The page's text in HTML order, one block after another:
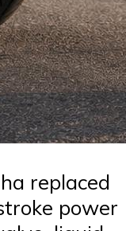
replaced
power